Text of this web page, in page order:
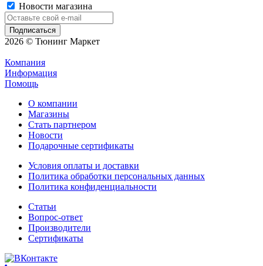
Новости магазина
2026 © Тюнинг Маркет
Компания
Информация
Помощь
О компании
Магазины
Стать партнером
Новости
Подарочные сертификаты
Условия оплаты и доставки
Политика обработки персональных данных
Политика конфиденциальности
Статьи
Вопрос-ответ
Производители
Сертификаты